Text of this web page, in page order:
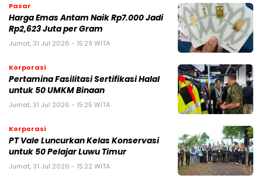
Pasar
Harga Emas Antam Naik Rp7.000 Jadi
Rp2,623 Juta per Gram
Jumat, 31 Jul 2026 - 15:29 WITA
Korporasi
Pertamina Fasilitasi Sertifikasi Halal
untuk 50 UMKM Binaan
Jumat, 31 Jul 2026 - 15:25 WITA
Korporasi
PT Vale Luncurkan Kelas Konservasi
untuk 50 Pelajar Luwu Timur
Jumat, 31 Jul 2026 - 15:22 WITA